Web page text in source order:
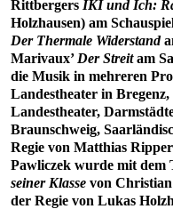
Rittbergers IKI und Ich:
Holzhausen) am
Der Thermale Widerstand
Marivaux’ Der Streitam
die Musik in mehreren
Landestheater in
Landestheater,
Braunschweig,
Regie von Matthias
Pawliczek wurde mit dem
seiner Klasse von
der Regie von Lukas